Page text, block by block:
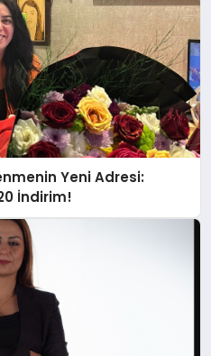
Yeni Adresi:
İndirim!